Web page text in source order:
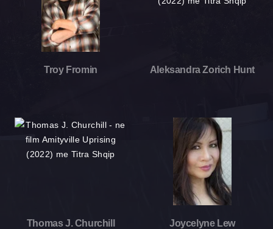
Troy Fromin Aleksandra Zorich Hunt
Thomas J. Churchill Joycelyne Lew